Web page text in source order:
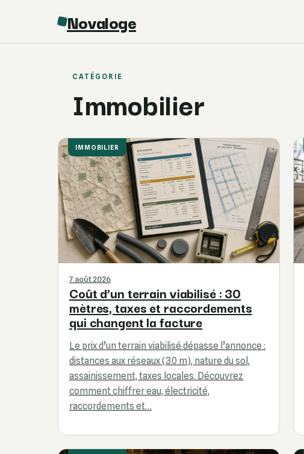
Novaloge
CATÉGORIE
Immobilier
IMMOBILIER
Coût d’un terrain viabilisé : 30
mètres, taxes et raccordements
qui changent la facture
7 août 2026
Le prix d’un terrain viabilisé dépasse l’annonce :
distances aux réseaux (30 m), nature du sol,
assainissement, taxes locales. Découvrez
comment chiffrer eau, électricité,
raccordements et…